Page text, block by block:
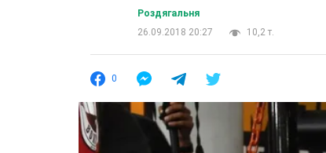
Роздягальня
26.09.2018 20:27
10,2 т.
0